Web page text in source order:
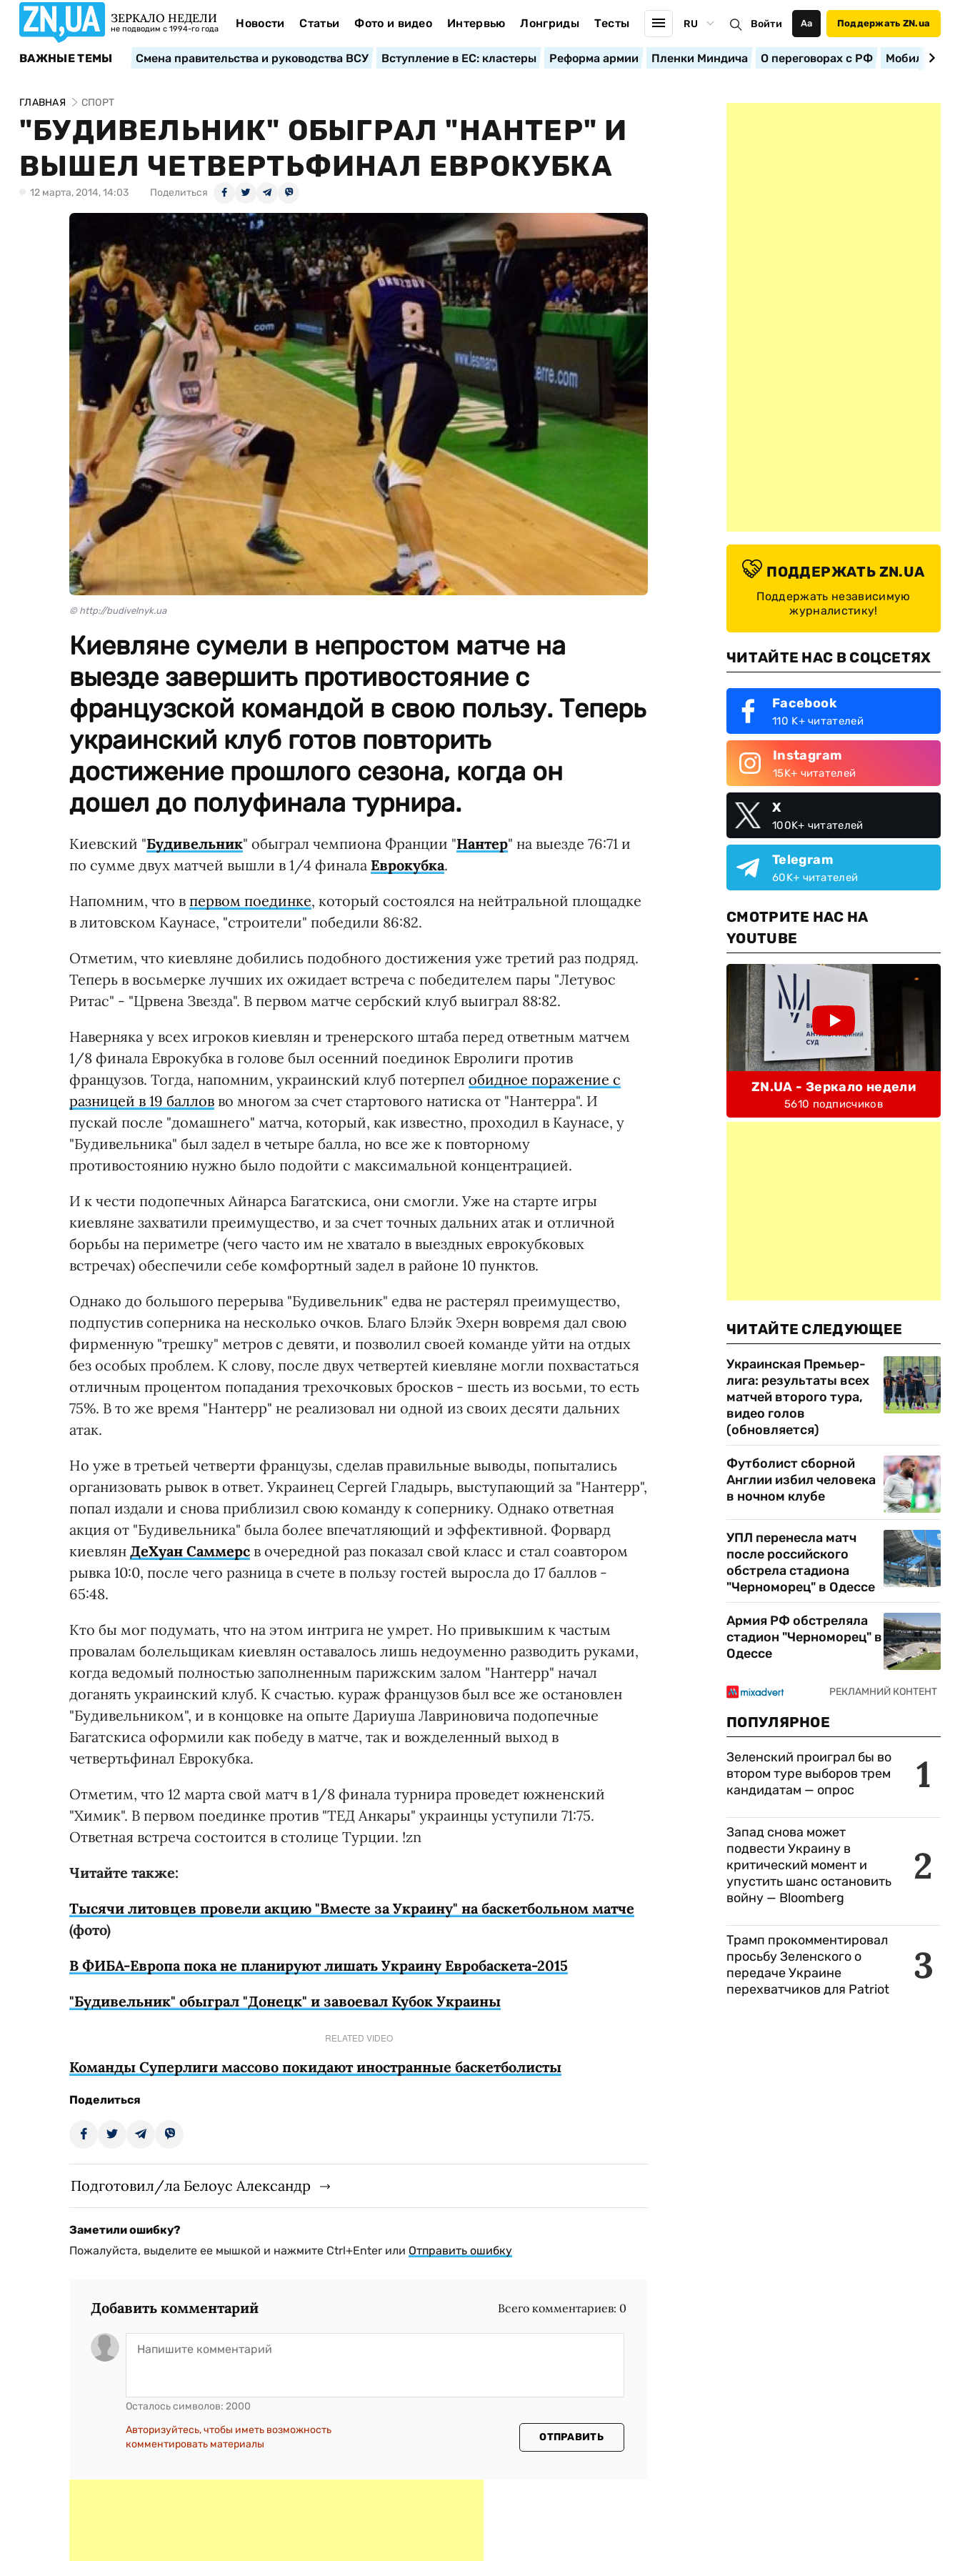
ЗЕРКАЛО НЕДЕЛИ
не подводим с 1994-го года Новости Статьи Фото и видео Интервью Лонгриды Тесты RU Войти Аа Поддержать ZN.ua
ВАЖНЫЕ ТЕМЫ Смена правительства и руководства ВСУ Вступление в ЕС: кластеры Реформа армии Пленки Миндича О переговорах с РФ
ГЛАВНАЯ СПОРТ
"БУДИВЕЛЬНИК" ОБЫГРАЛ "НАНТЕР" И
ВЫШЕЛ ЧЕТВЕРТЬФИНАЛ ЕВРОКУБКА
12 марта, 2014, 14:03 Поделиться
© http://budivelnyk.ua
Киевляне сумели в непростом матче на
выезде завершить противостояние с
французской командой в свою пользу. Теперь
украинский клуб готов повторить
достижение прошлого сезона, когда он
дошел до полуфинала турнира.
Киевский "Будивельник" обыграл чемпиона Франции "Нантер" на выезде 76:71 и
по сумме двух матчей вышли в 1/4 финала Еврокубка.
Напомним, что в первом поединке, который состоялся на нейтральной площадке
в литовском Каунасе, "строители" победили 86:82.
Отметим, что киевляне добились подобного достижения уже третий раз подряд.
Теперь в восьмерке лучших их ожидает встреча с победителем пары "Летувос
Ритас" - "Црвена Звезда". В первом матче сербский клуб выиграл 88:82.
Наверняка у всех игроков киевлян и тренерского штаба перед ответным матчем
1/8 финала Еврокубка в голове был осенний поединок Евролиги против
французов. Тогда, напомним, украинский клуб потерпел обидное поражение с
разницей в 19 баллов во многом за счет стартового натиска от "Нантерра". И
пускай после "домашнего" матча, который, как известно, проходил в Каунасе, у
"Будивельника" был задел в четыре балла, но все же к повторному
противостоянию нужно было подойти с максимальной концентрацией.
И к чести подопечных Айнарса Багатскиса, они смогли. Уже на старте игры
киевляне захватили преимущество, и за счет точных дальних атак и отличной
борьбы на периметре (чего часто им не хватало в выездных еврокубковых
встречах) обеспечили себе комфортный задел в районе 10 пунктов.
Однако до большого перерыва "Будивельник" едва не растерял преимущество,
подпустив соперника на несколько очков. Благо Блэйк Эхерн вовремя дал свою
фирменную "трешку" метров с девяти, и позволил своей команде уйти на отдых
без особых проблем. К слову, после двух четвертей киевляне могли похвастаться
отличным процентом попадания трехочковых бросков - шесть из восьми, то есть
75%. В то же время "Нантерр" не реализовал ни одной из своих десяти дальних
атак.
Но уже в третьей четверти французы, сделав правильные выводы, попытались
организовать рывок в ответ. Украинец Сергей Гладырь, выступающий за "Нантерр",
попал издали и снова приблизил свою команду к сопернику. Однако ответная
акция от "Будивельника" была более впечатляющий и эффективной. Форвард
киевлян ДеХуан Саммерс в очередной раз показал свой класс и стал соавтором
рывка 10:0, после чего разница в счете в пользу гостей выросла до 17 баллов -
65:48.
Кто бы мог подумать, что на этом интрига не умрет. Но привыкшим к частым
провалам болельщикам киевлян оставалось лишь недоуменно разводить руками,
когда ведомый полностью заполненным парижским залом "Нантерр" начал
доганять украинский клуб. К счастью. кураж французов был все же остановлен
"Будивельником", и в концовке на опыте Дариуша Лавриновича подопечные
Багатскиса оформили как победу в матче, так и вожделенный выход в
четвертьфинал Еврокубка.
Отметим, что 12 марта свой матч в 1/8 финала турнира проведет южненский
"Химик". В первом поединке против "ТЕД Анкары" украинцы уступили 71:75.
Ответная встреча состоится в столице Турции. !zn
Читайте также:
Тысячи литовцев провели акцию "Вместе за Украину" на баскетбольном матче
(фото)
В ФИБА-Европа пока не планируют лишать Украину Евробаскета-2015
"Будивельник" обыграл "Донецк" и завоевал Кубок Украины
RELATED VIDEO
Команды Суперлиги массово покидают иностранные баскетболисты
Поделиться
Подготовил/ла Белоус Александр
Заметили ошибку?
Пожалуйста, выделите ее мышкой и нажмите Ctrl+Enter или Отправить ошибку
Добавить комментарий Всего комментариев: 0
Осталось символов: 2000
Авторизуйтесь, чтобы иметь возможность
комментировать материалы
ОТПРАВИТЬ
ПОДДЕРЖАТЬ ZN.UA
Поддержать независимую
журналистику!
ЧИТАЙТЕ НАС В СОЦСЕТЯХ
Facebook
110 K+ читателей
Instagram
15K+ читателей
X
100K+ читателей
Telegram
60K+ читателей
СМОТРИТЕ НАС НА
YOUTUBE
ZN.UA - Зеркало недели
5610 подписчиков
ЧИТАЙТЕ СЛЕДУЮЩЕЕ
Украинская Премьер-
лига: результаты всех
матчей второго тура,
видео голов
(обновляется)
Футболист сборной
Англии избил человека
в ночном клубе
УПЛ перенесла матч
после российского
обстрела стадиона
"Черноморец" в Одессе
Армия РФ обстреляла
стадион "Черноморец" в
Одессе
ПОПУЛЯРНОЕ
1
Зеленский проиграл бы во
втором туре выборов трем
кандидатам — опрос
2
Запад снова может
подвести Украину в
критический момент и
упустить шанс остановить
войну — Bloomberg
3
Трамп прокомментировал
просьбу Зеленского о
передаче Украине
перехватчиков для Patriot